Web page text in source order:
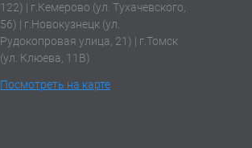
122) | г.Кемерово (ул. Тухачевского,
56) | г.Новокузнецк (ул.
Рудокопровая улица, 21) | г.Томск
(ул. Клюева, 11В)
Посмотреть на карте